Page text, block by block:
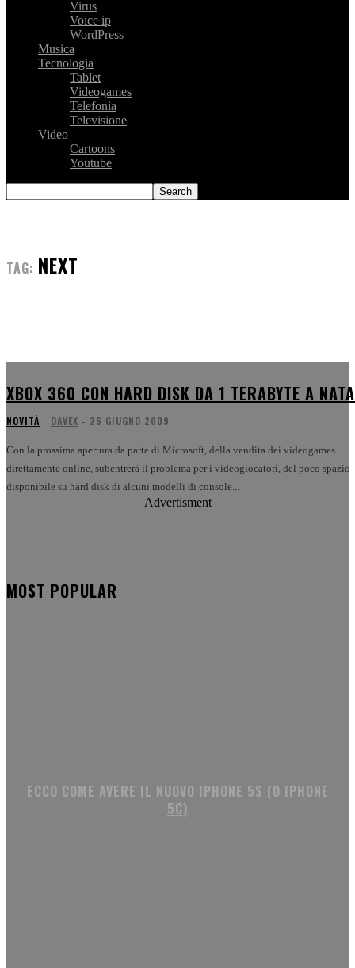
Virus
Voice ip
WordPress
Musica
Tecnologia
Tablet
Videogames
Telefonia
Televisione
Video
Cartoons
Youtube
TAG: NEXT
XBOX 360 CON HARD DISK DA 1 TERABYTE A
NOVITÀ DAVEX - 26 GIUGNO 2009
Con la prossima apertura da parte di Microsoft, della vendita dei videogames
direttamente online, subentrerà il problema per i videogiocatori, del poco spazio
disponibile su hard disk di alcuni modelli di console...
Advertisment
MOST POPULAR
ECCO COME AVERE IL NUOVO IPHONE 5S (O IPHONE
5C)